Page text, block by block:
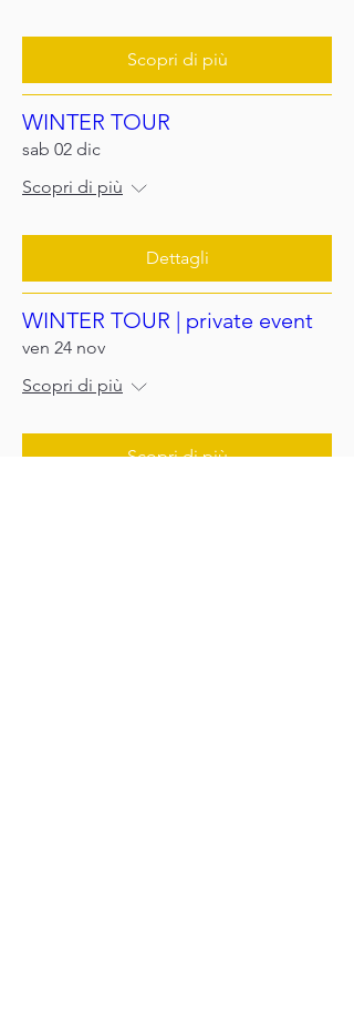
Scopri di più
WINTER TOUR
sab 02 dic
Scopri di più
Dettagli
WINTER TOUR | private event
ven 24 nov
Scopri di più
Scopri di più